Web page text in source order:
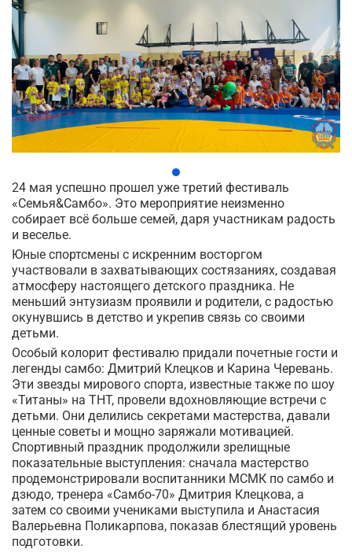
24 мая успешно прошел уже третий фестиваль
«Семья&Самбо». Это мероприятие неизменно
собирает всё больше семей, даря участникам радость
и веселье.
Юные спортсмены с искренним восторгом
участвовали в захватывающих состязаниях, создавая
атмосферу настоящего детского праздника. Не
меньший энтузиазм проявили и родители, с радостью
окунувшись в детство и укрепив связь со своими
детьми.
Особый колорит фестивалю придали почетные гости и
легенды самбо: Дмитрий Клецков и Карина Черевань.
Эти звезды мирового спорта, известные также по шоу
«Титаны» на ТНТ, провели вдохновляющие встречи с
детьми. Они делились секретами мастерства, давали
ценные советы и мощно заряжали мотивацией.
Спортивный праздник продолжили зрелищные
показательные выступления: сначала мастерство
продемонстрировали воспитанники МСМК по самбо и
дзюдо, тренера «Самбо-70» Дмитрия Клецкова, а
затем со своими учениками выступила и Анастасия
Валерьевна Поликарпова, показав блестящий уровень
подготовки.